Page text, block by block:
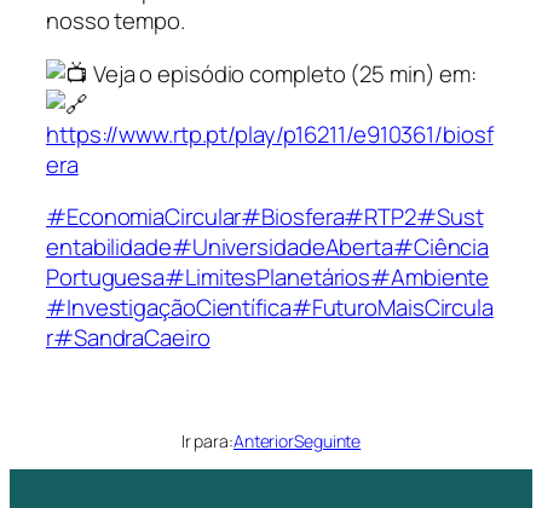
nosso tempo.
Veja o episódio completo (25 min) em:
https://www.rtp.pt/play/p16211/e910361/biosf
era
#EconomiaCircular#Biosfera#RTP2#Sust
entabilidade#UniversidadeAberta#Ciência
Portuguesa#LimitesPlanetários#Ambiente
#InvestigaçãoCientífica#FuturoMaisCircula
r#SandraCaeiro
Ir para:AnteriorSeguinte